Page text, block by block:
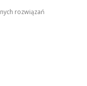
rozwiązań